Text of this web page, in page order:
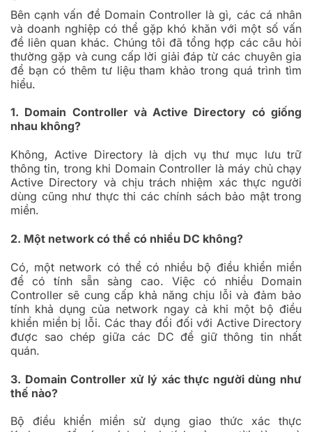
Bên cạnh vấn đề Domain Controller là gì, các cá nhân
và doanh nghiệp có thể gặp khó khăn với một số vấn
đề liên quan khác. Chúng tôi đã tổng hợp các câu hỏi
thường gặp và cung cấp lời giải đáp từ các chuyên gia
để bạn có thêm tư liệu tham khảo trong quá trình tìm
hiểu.
1. Domain Controller và Active Directory có giống
nhau không?
Không, Active Directory là dịch vụ thư mục lưu trữ
thông tin, trong khi Domain Controller là máy chủ chạy
Active Directory và chịu trách nhiệm xác thực người
dùng cũng như thực thi các chính sách bảo mật trong
miền.
2. Một network có thể có nhiều DC không?
Có, một network có thể có nhiều bộ điều khiển miền
để có tính sẵn sàng cao. Việc có nhiều Domain
Controller sẽ cung cấp khả năng chịu lỗi và đảm bảo
tính khả dụng của network ngay cả khi một bộ điều
khiển miền bị lỗi. Các thay đổi đối với Active Directory
được sao chép giữa các DC để giữ thông tin nhất
quán.
3. Domain Controller xử lý xác thực người dùng như
thế nào?
Bộ điều khiển miền sử dụng giao thức xác thực